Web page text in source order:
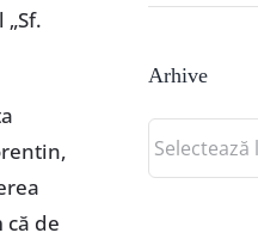
de
Arhive
Arhive